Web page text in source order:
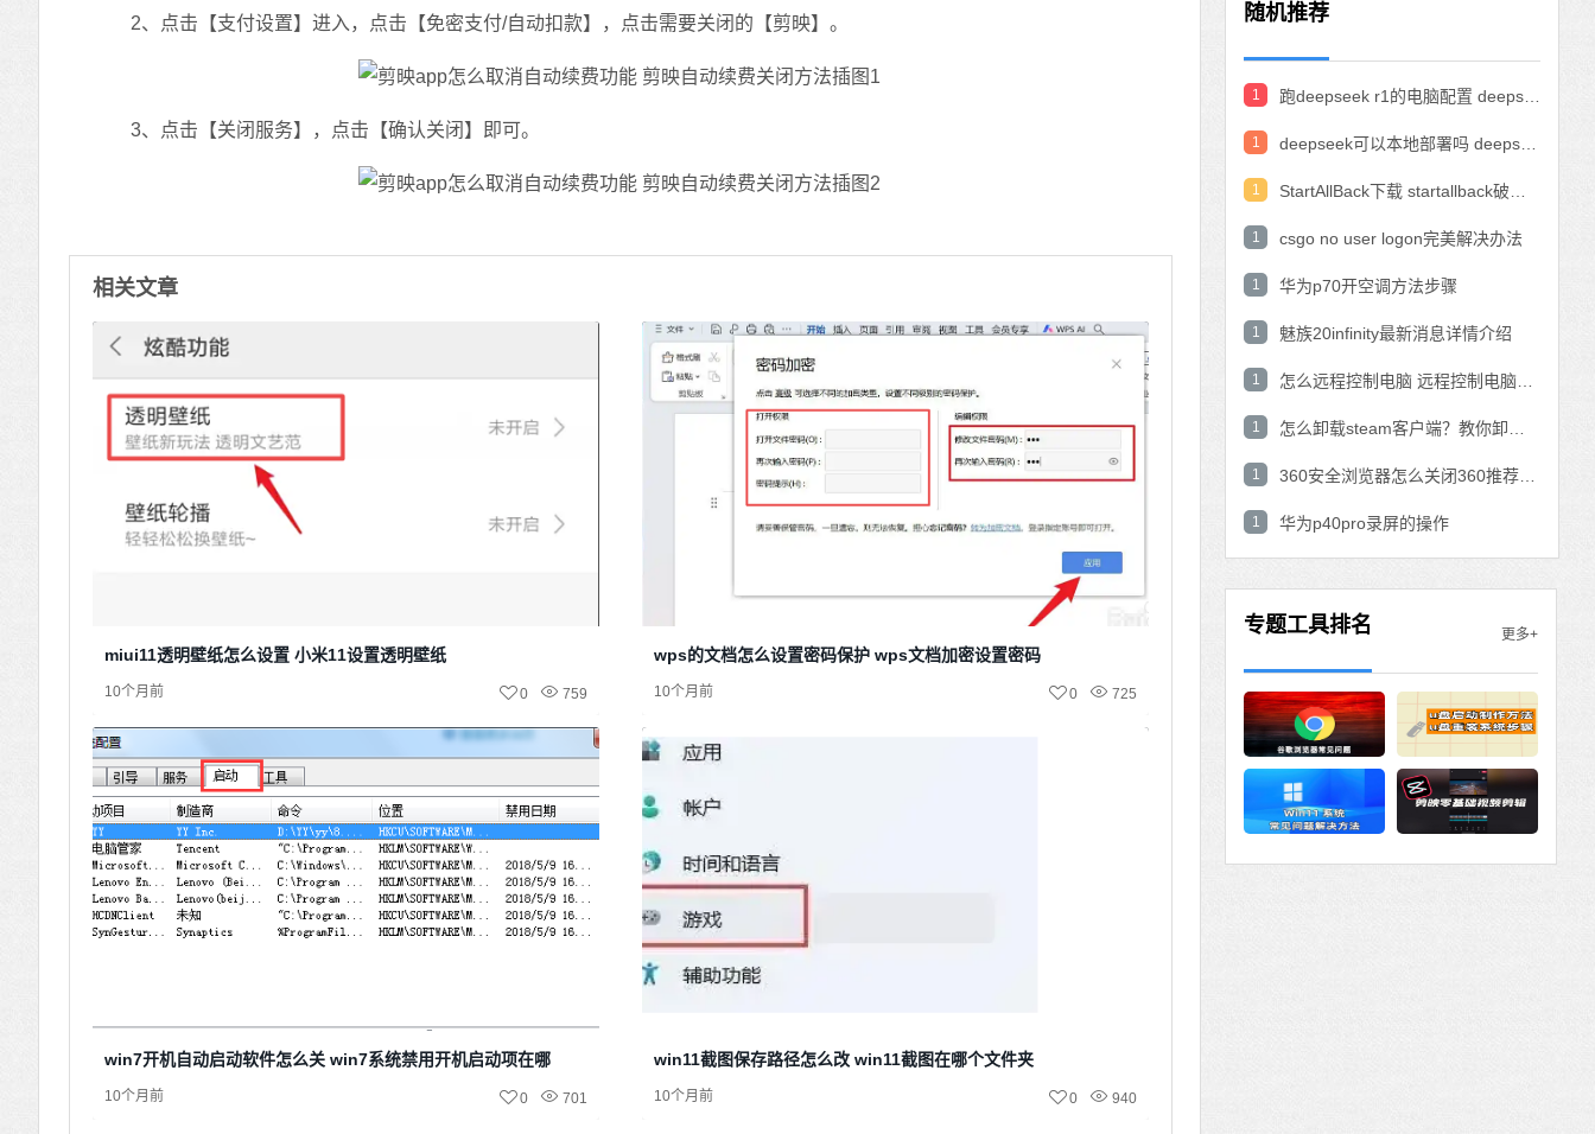
2、点击【支付设置】进入，点击【免密支付/自动扣款】，点击需要关闭的【剪映】。
3、点击【关闭服务】，点击【确认关闭】即可。
相关文章
miui11透明壁纸怎么设置 小米11设置透明壁纸
10个月前 759
0
wps的文档怎么设置密码保护 wps文档加密设置密码
10个月前 725
0
win7开机自动启动软件怎么关 win7系统禁用开机启动项在哪
10个月前 701
0
win11截图保存路径怎么改 win11截图在哪个文件夹
10个月前 940
0
随机推荐
1
1
1
1 csgo no user logon完美解决办法
1 华为p70开空调方法步骤
1 魅族20infinity最新消息详情介绍
1
1
1
1 华为p40pro录屏的操作
专题工具排名 更多+